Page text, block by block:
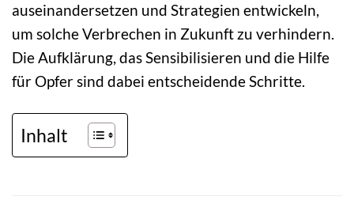
auseinandersetzen und Strategien entwickeln,
um solche Verbrechen in Zukunft zu verhindern.
Die Aufklärung, das Sensibilisieren und die Hilfe
für Opfer sind dabei entscheidende Schritte.
Inhalt